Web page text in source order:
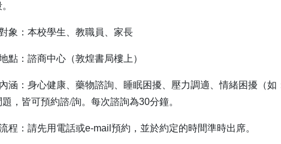
象：本校學生、教職員、家長
點：諮商中心（敦煌書局樓上）
涵：身心健康、藥物諮詢、睡眠困擾、壓力調適、情緒困擾（如
題，皆可預約諮/詢。每次諮詢為30分鐘。
程：請先用電話或e-mail 預約，並於約定的時間準時出席。